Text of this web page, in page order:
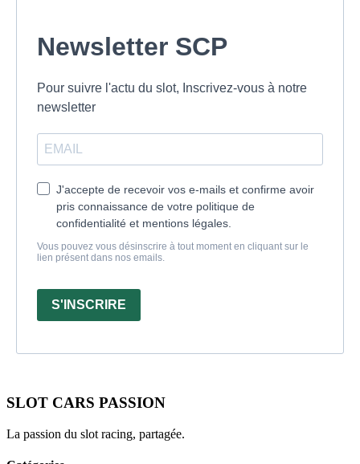
Newsletter SCP
Pour suivre l'actu du slot, Inscrivez-vous à notre
newsletter
J'accepte de recevoir vos e-mails et confirme avoir
pris connaissance de votre politique de
confidentialité et mentions légales.
Vous pouvez vous désinscrire à tout moment en cliquant sur le
lien présent dans nos emails.
S'INSCRIRE
SLOT CARS PASSION
La passion du slot racing, partagée.